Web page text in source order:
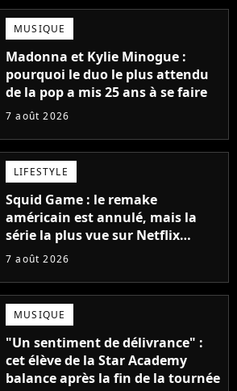
MUSIQUE
Madonna et Kylie Minogue :
pourquoi le duo le plus attendu
de la pop a mis 25 ans à se faire
7 août 2026
LIFESTYLE
Squid Game : le remake
américain est annulé, mais la
série la plus vue sur Netflix
pourrait avoir une version
7 août 2026
MUSIQUE
"Un sentiment de délivrance" :
cet élève de la Star Academy
balance après la fin de la tournée